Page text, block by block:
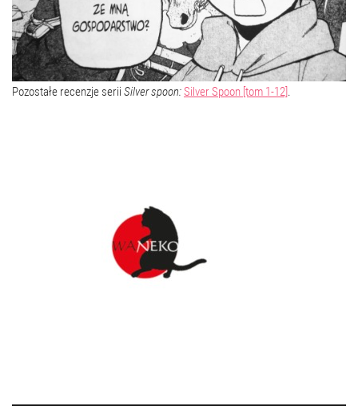
Pozostałe recenzje serii Silver spoon:Silver Spoon [tom 1-12].